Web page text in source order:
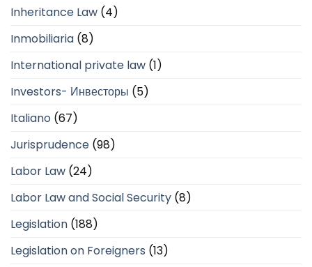
Inheritance Law (4)
Inmobiliaria (8)
International private law (1)
Investors- Инвесторы (5)
Italiano (67)
Jurisprudence (98)
Labor Law (24)
Labor Law and Social Security (8)
Legislation (188)
Legislation on Foreigners (13)